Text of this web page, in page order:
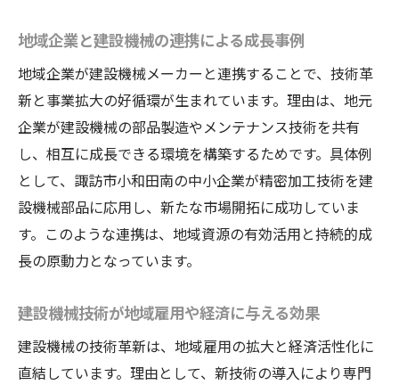
地域中小企業が進める建設機械の新開発
建設機械分野で光る中小企業の独自技術
建設機械の共同開発が生む連携強化の動き
中小企業が建設機械業界に与える革新例
建設機械技術で地域中小企業が成長する要
因
建設機械開発に挑戦する中小企業の現場か
ら
諏訪市発の建設機械新技術とその意義を解
説
建設機械の最新動向を地域目線で読み解く
地域企業と建設機械の連携による成長事例
地域企業が建設機械メーカーと連携することで、技術革
新と事業拡大の好循環が生まれています。理由は、地元
企業が建設機械の部品製造やメンテナンス技術を共有
し、相互に成長できる環境を構築するためです。具体例
として、諏訪市小和田南の中小企業が精密加工技術を建
設機械部品に応用し、新たな市場開拓に成功していま
す。このような連携は、地域資源の有効活用と持続的成
長の原動力となっています。
建設機械技術が地域雇用や経済に与える効果
建設機械の技術革新は、地域雇用の拡大と経済活性化に
直結しています。理由として、新技術の導入により専門